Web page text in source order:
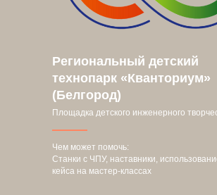
Региональный детский
технопарк «Кванториум»
(Белгород)
Площадка детского инженерного
Чем может помочь:
Станки с ЧПУ, наставники,
кейса на мастер-классах